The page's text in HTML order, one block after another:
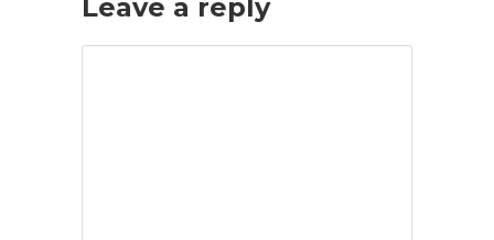
Leave a reply